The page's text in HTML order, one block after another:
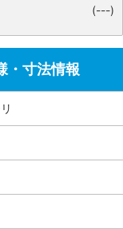
(---)
寸法情報